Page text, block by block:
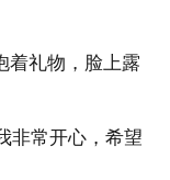
着礼物，脸上露
非常开心，希望